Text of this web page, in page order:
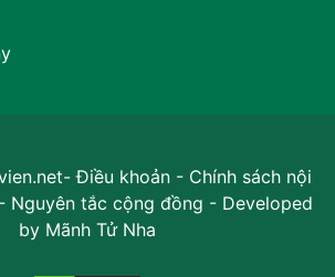
Điều khoản - Chính sách nội
- Nguyên tắc cộng đồng - Developed
by Mãnh Tử Nha